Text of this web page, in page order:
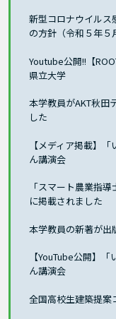
新型コロナウイルス
の方針（令和５年５
Youtube公開!!【
県立大学
本学教員がAKT秋田
した
【メディア掲載】
ん講演会
「スマート農業指
に掲載されました
本学教員の新著が
【YouTube公開】
ん講演会
全国高校生建築提案